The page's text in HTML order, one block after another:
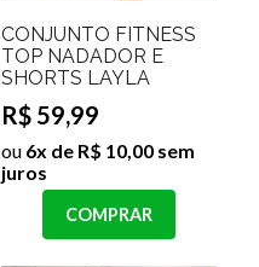
CONJUNTO FITNESS
TOP NADADOR E
SHORTS LAYLA
R$ 59,99
ou 6x de R$ 10,00 sem
juros
COMPRAR